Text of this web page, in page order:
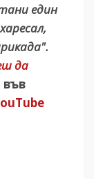
един
да
във